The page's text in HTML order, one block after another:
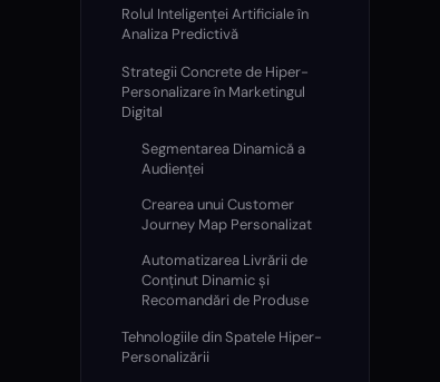
Rolul Inteligenței Artificiale în
Analiza Predictivă
Strategii Concrete de Hiper-
Personalizare în Marketingul
Digital
Segmentarea Dinamică a
Audienței
Crearea unui Customer
Journey Map Personalizat
Automatizarea Livrării de
Conținut Dinamic și
Recomandări de Produse
Tehnologiile din Spatele Hiper-
Personalizării